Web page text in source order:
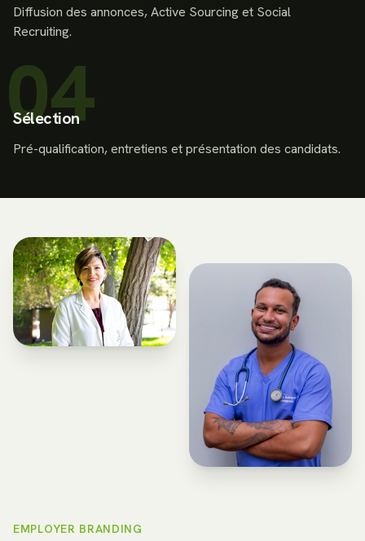
Diffusion des annonces, Active Sourcing et Social
Recruiting.
04
Sélection
Pré-qualification, entretiens et présentation des candidats.
EMPLOYER BRANDING